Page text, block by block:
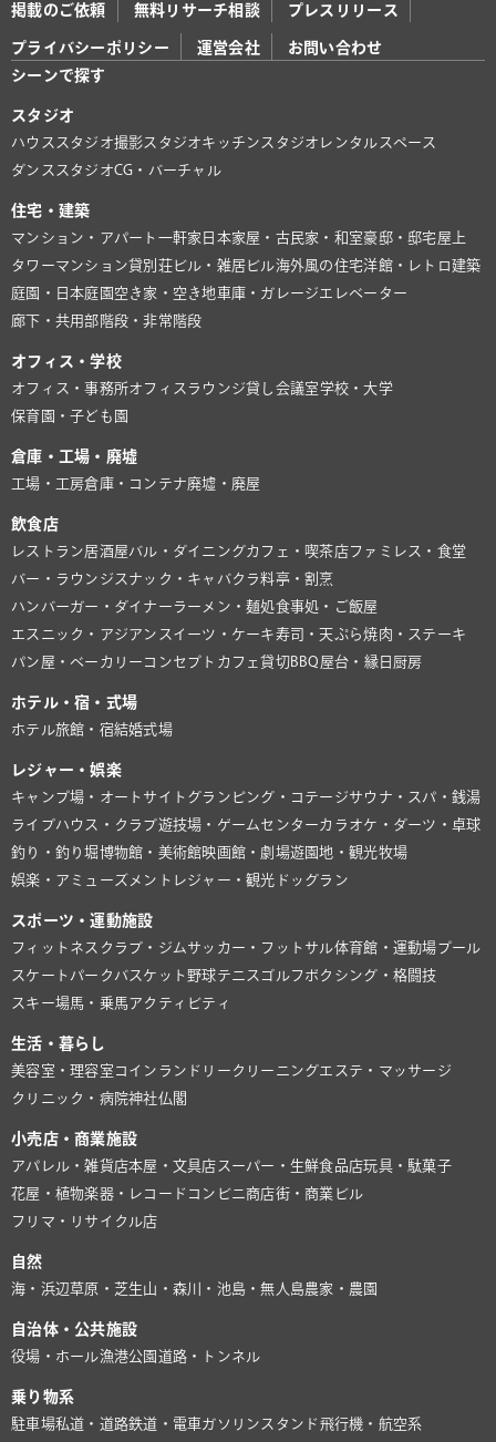
掲載のご依頼 無料リサーチ相談 プレスリリース
プライバシーポリシー 運営会社
お問い合わせ
シーンで探す
スタジオ
ハウススタジオ撮影スタジオキッチンスタジオ レンタルスペース
ダンススタジオCG・バーチャル
住宅・建築
マンション・アパート 一軒家 日本家屋・古民家・和室豪邸・邸宅屋上
タワーマンション貸別荘ビル・雑居ビル海外風の住宅洋館・レトロ建築
庭園・日本庭園 空き家・空き地 車庫・ガレージ エレベーター
廊下・共用部階段・非常階段
オフィス・学校
オフィス・事務所オフィスラウンジ貸し会議室学校・大学
保育園・子ども園
倉庫・工場・廃墟
工場・工房倉庫・コンテナ廃墟・廃屋
飲食店
レストラン居酒屋バル・ダイニングカフェ・喫茶店ファミレス・食堂
バー・ラウンジ スナック・キャバクラ料亭・割烹
ハンバーガー・ダイナーラーメン・麺処食事処・ご飯屋
エスニック・アジアン スイーツ・ケーキ寿司・天ぷら焼肉・ステーキ
パン屋・ベーカリー コンセプトカフェ貸切BBQ 屋台・縁日 厨房
ホテル・宿・式場
ホテル旅館・宿結婚式場
レジャー・娯楽
キャンプ場・オートサイト グランピング・コテージサウナ・スパ・銭湯
ライブハウス・クラブ遊技場・ゲームセンターカラオケ・ダーツ・卓球
釣り・釣り堀博物館・美術館映画館・劇場遊園地・観光牧場
娯楽・アミューズメント レジャー・観光 ドッグラン
スポーツ・運動施設
フィットネスクラブ・ジム サッカー・フットサル体育館・運動場プール
スケートパーク バスケット 野球テニス ゴルフ ボクシング・格闘技
スキー場馬・乗馬アクティビティ
生活・暮らし
美容室・理容室 コインランドリー クリーニングエステ・マッサージ
クリニック・病院神社仏閣
小売店・商業施設
アパレル・雑貨店本屋・文具店 スーパー・生鮮食品店玩具・駄菓子
花屋・植物楽器・レコード コンビニ商店街・商業ビル
フリマ・リサイクル店
自然
海・浜辺草原・芝生山・森川・池島・無人島農家・農園
自治体・公共施設
役場・ホール漁港公園 道路・トンネル
乗り物系
駐車場私道・道路鉄道・電車ガソリンスタンド 飛行機・航空系